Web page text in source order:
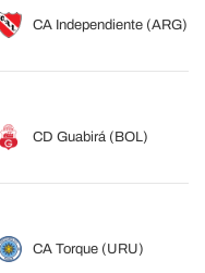
CA Independiente (ARG)
CD Guabirá (BOL)
CA Torque (URU)